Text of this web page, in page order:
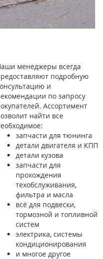
менеджеры всегда
подробную
и
по запросу
Ассортимент
найти все
запчасти для тюнинга
детали двигателя и КПП
детали кузова
запчасти для
прохождения
техобслуживания,
фильтра и масла
всё для подвески,
тормозной и топливной
систем
электрика, системы
кондиционирования
и многое другое